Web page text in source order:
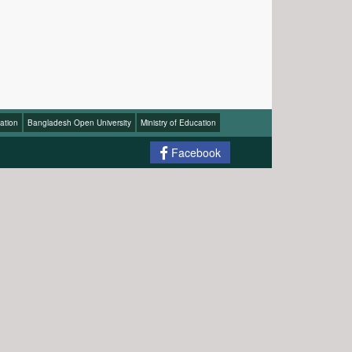
Bangladesh Open University Ministry of Education
Facebook